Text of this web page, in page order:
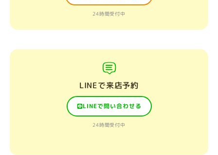
24時間受付中
LINEで来店予約
LINEで問い合わせる
24時間受付中